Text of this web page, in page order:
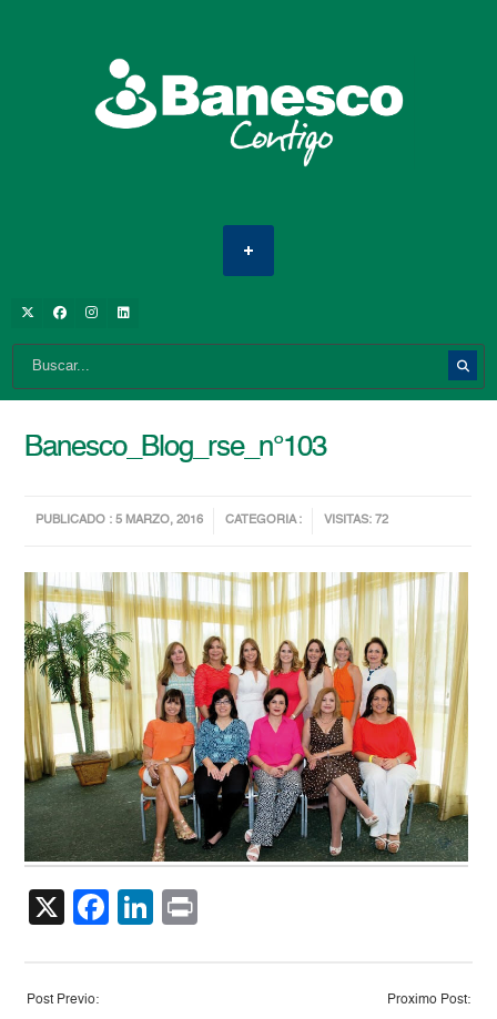
Banesco_Blog_rse_n°103
PUBLICADO : 5 MARZO, 2016 CATEGORIA : VISITAS: 72
X Facebook
LinkedIn
Post Previo: Proximo Post: